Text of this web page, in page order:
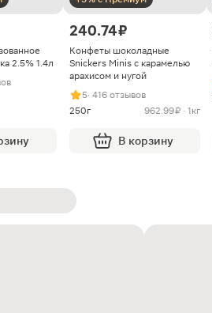
2.5% 1.4л
240.74 ₽
Конфеты шоколадные
Snickers Minis с карамелью
арахисом и нугой
5· 416 отзывов
250г
962.99 ₽ · 1кг
В корзину